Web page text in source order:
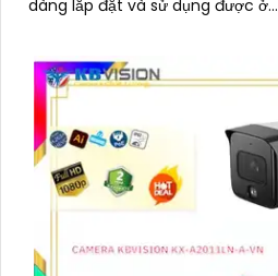
dàng lắp đặt và sử dụng được ở...